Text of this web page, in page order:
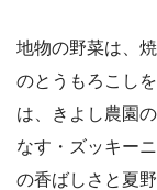
地物の野菜は、
のとうもろこし
は、きよし農園
なす・ズッキー
の香ばしさと夏